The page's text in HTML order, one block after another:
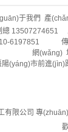
于我們 產
總 13507274651
6197851 傳
(wǎng) 址：
(yáng)市前進(jìn)
有限公司 專